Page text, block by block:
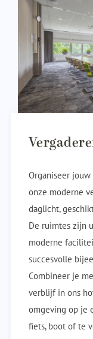
Organiseer
onze moderne
daglicht,
De ruimtes zijn
moderne
succesvolle
Combineer je
verblijf in ons
omgeving op je
fiets, boot of te